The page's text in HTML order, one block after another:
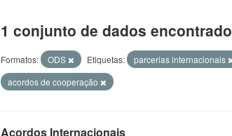
1 conjunto de dados encontrado
Formatos: ODS Etiquetas:
parcerias internacionais
acordos de cooperação
Acordos Internacionais